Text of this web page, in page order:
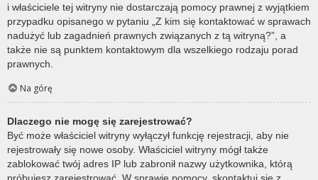
i właściciele tej witryny nie dostarczają pomocy prawnej z wyjątkiem
przypadku opisanego w pytaniu „Z kim się kontaktować w sprawach
nadużyć lub zagadnień prawnych związanych z tą witryną?”, a
także nie są punktem kontaktowym dla wszelkiego rodzaju porad
prawnych.
Na górę
Dlaczego nie mogę się zarejestrować?
Być może właściciel witryny wyłączył funkcję rejestracji, aby nie
rejestrowały się nowe osoby. Właściciel witryny mógł także
zablokować twój adres IP lub zabronił nazwy użytkownika, którą